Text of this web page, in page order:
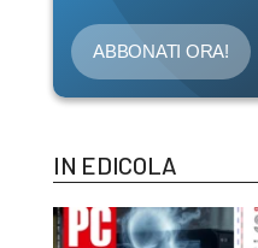
ABBONATI ORA!
IN EDICOLA